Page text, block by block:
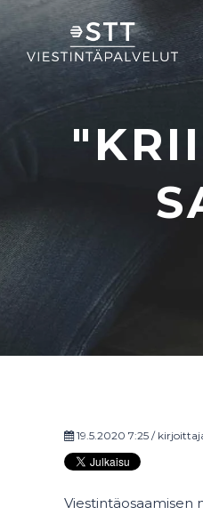
19.5.2020 7:25 /
Viestintäosaamisen